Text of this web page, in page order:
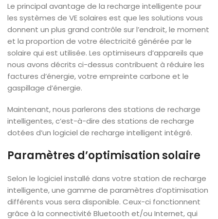
Le principal avantage de la recharge intelligente pour
les systèmes de VE solaires est que les solutions vous
donnent un plus grand contrôle sur l’endroit, le moment
et la proportion de votre électricité générée par le
solaire qui est utilisée. Les optimiseurs d’appareils que
nous avons décrits ci-dessus contribuent à réduire les
factures d’énergie, votre empreinte carbone et le
gaspillage d’énergie.
Maintenant, nous parlerons des stations de recharge
intelligentes, c’est-à-dire des stations de recharge
dotées d’un logiciel de recharge intelligent intégré.
Paramètres d’optimisation solaire
Selon le logiciel installé dans votre station de recharge
intelligente, une gamme de paramètres d’optimisation
différents vous sera disponible. Ceux-ci fonctionnent
grâce à la connectivité Bluetooth et/ou Internet, qui